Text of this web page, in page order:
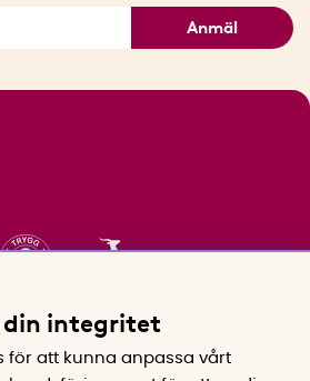
Anmäl
din integritet
för att kunna anpassa vårt